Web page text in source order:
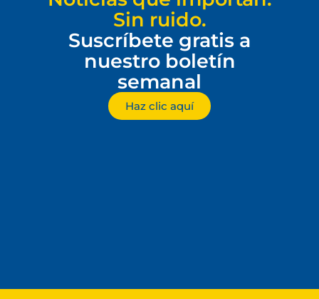
Sin ruido.
Suscríbete gratis a
nuestro boletín
semanal
Haz clic aquí